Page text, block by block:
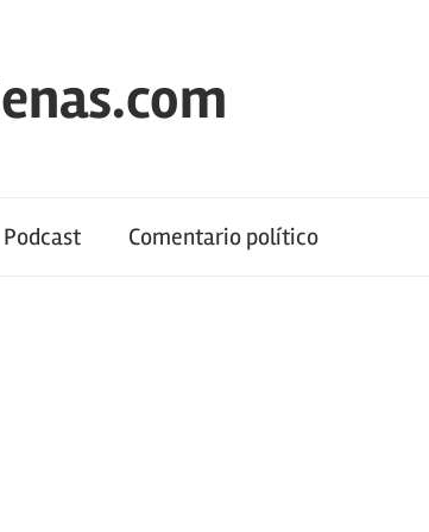
Podcast Comentario político